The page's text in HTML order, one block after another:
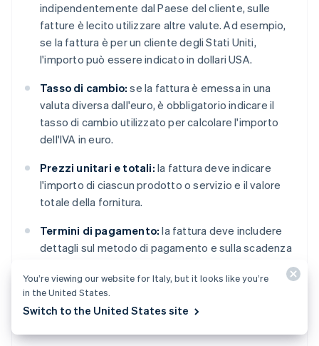
indipendentemente dal Paese del cliente, sulle
fatture è lecito utilizzare altre valute. Ad esempio,
se la fattura è per un cliente degli Stati Uniti,
l'importo può essere indicato in dollari USA.
Tasso di cambio: se la fattura è emessa in una
valuta diversa dall'euro, è obbligatorio indicare il
tasso di cambio utilizzato per calcolare l'importo
dell'IVA in euro.
Prezzi unitari e totali: la fattura deve indicare
l'importo di ciascun prodotto o servizio e il valore
totale della fornitura.
Termini di pagamento: la fattura deve includere
dettagli sul metodo di pagamento e sulla scadenza
del pagamento del cliente dopo il ricevimento della
merce.
Costo del trasporto:devono essere indicati il
You’re viewing our website for Italy, but it looks like you’re
in the United States.
Switch to the United States site